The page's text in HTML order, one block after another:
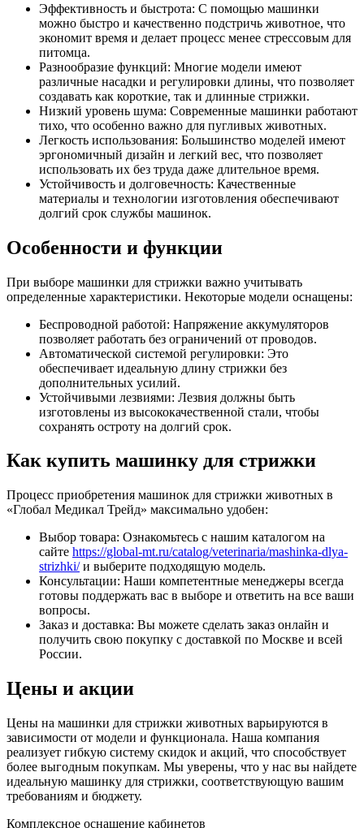
Эффективность и быстрота: С помощью машинки
можно быстро и качественно подстричь животное, что
экономит время и делает процесс менее стрессовым для
питомца.
Разнообразие функций: Многие модели имеют
различные насадки и регулировки длины, что позволяет
создавать как короткие, так и длинные стрижки.
Низкий уровень шума: Современные машинки работают
тихо, что особенно важно для пугливых животных.
Легкость использования: Большинство моделей имеют
эргономичный дизайн и легкий вес, что позволяет
использовать их без труда даже длительное время.
Устойчивость и долговечность: Качественные
материалы и технологии изготовления обеспечивают
долгий срок службы машинок.
Особенности и функции
При выборе машинки для стрижки важно учитывать
определенные характеристики. Некоторые модели оснащены:
Беспроводной работой: Напряжение аккумуляторов
позволяет работать без ограничений от проводов.
Автоматической системой регулировки: Это
обеспечивает идеальную длину стрижки без
дополнительных усилий.
Устойчивыми лезвиями: Лезвия должны быть
изготовлены из высококачественной стали, чтобы
сохранять остроту на долгий срок.
Как купить машинку для стрижки
Процесс приобретения машинок для стрижки животных в
«Глобал Медикал Трейд» максимально удобен:
Выбор товара: Ознакомьтесь с нашим каталогом на
сайте https://global-mt.ru/catalog/veterinaria/mashinka-dlya-
strizhki/и выберите подходящую модель.
Консультации: Наши компетентные менеджеры всегда
готовы поддержать вас в выборе и ответить на все ваши
вопросы.
Заказ и доставка: Вы можете сделать заказ онлайн и
получить свою покупку с доставкой по Москве и всей
России.
Цены и акции
Цены на машинки для стрижки животных варьируются в
зависимости от модели и функционала. Наша компания
реализует гибкую систему скидок и акций, что способствует
более выгодным покупкам. Мы уверены, что у нас вы найдете
идеальную машинку для стрижки, соответствующую вашим
требованиям и бюджету.
Комплексное оснащение кабинетов